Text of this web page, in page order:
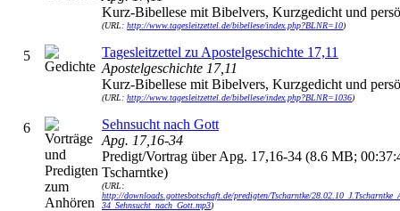
Kurz-Bibellese mit Bibelvers, Kurzgedicht und
(URL: http://www.tagesleitzettel.de/bibellese/index.php?BLNR=10)
5
Tagesleitzettel zu Apostelgeschichte 17,11
Apostelgeschichte 17,11
Kurz-Bibellese mit Bibelvers, Kurzgedicht und
(URL: http://www.tagesleitzettel.de/bibellese/index.php?BLNR=1036)
6
Sehnsucht nach Gott
Apg. 17,16-34
Predigt/Vortrag über Apg. 17,16-34 (8.6 MB;
Tscharntke)
(URL:
http://downloads.gottesbotschaft.de/predigten/Tscharntke/
34_Sehnsucht_nach_Gott.mp3)